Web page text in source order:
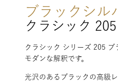
ブラックシル
クラシック 205
クラシック シリーズ 205 ブ
モダンな解釈です。
光沢のあるブラックの高級